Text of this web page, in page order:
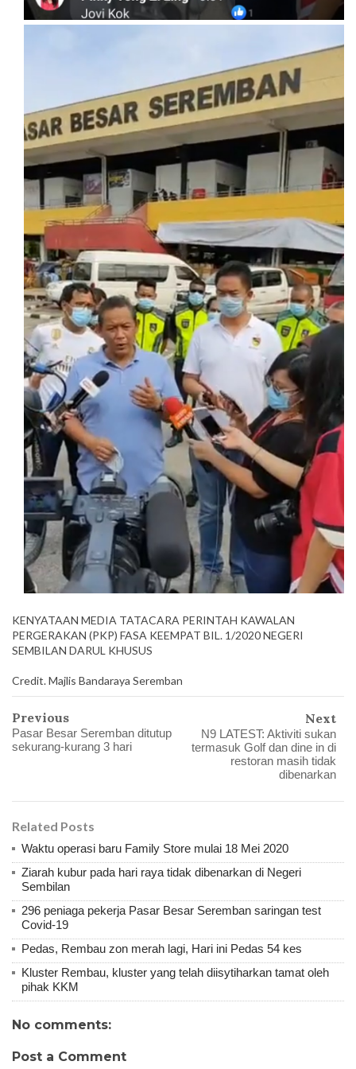
KENYATAAN MEDIA TATACARA PERINTAH KAWALAN
PERGERAKAN (PKP) FASA KEEMPAT BIL. 1/2020 NEGERI
SEMBILAN DARUL KHUSUS
Credit. Majlis Bandaraya Seremban
Previous
Pasar Besar Seremban ditutup
sekurang-kurang 3 hari
Next
N9 LATEST: Aktiviti sukan
termasuk Golf dan dine in di
restoran masih tidak
dibenarkan
Related Posts
Waktu operasi baru Family Store mulai 18 Mei 2020
Ziarah kubur pada hari raya tidak dibenarkan di Negeri
Sembilan
296 peniaga pekerja Pasar Besar Seremban saringan test
Covid-19
Pedas, Rembau zon merah lagi, Hari ini Pedas 54 kes
Kluster Rembau, kluster yang telah diisytiharkan tamat oleh
pihak KKM
No comments:
Post a Comment